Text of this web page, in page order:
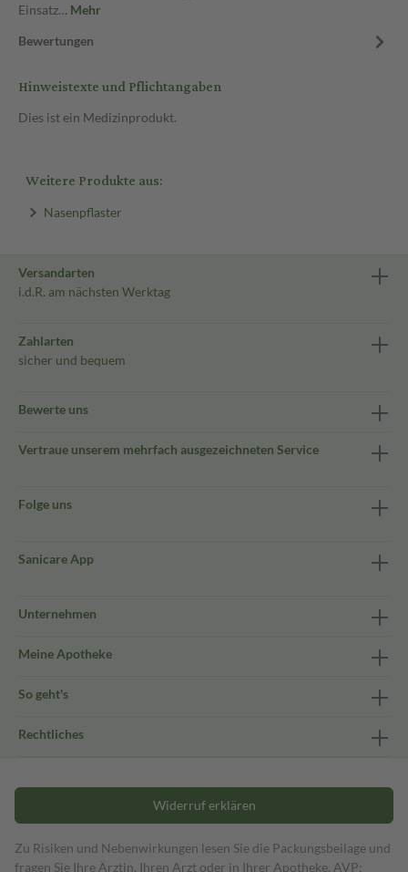
Einsatz… Mehr
Bewertungen
Hinweistexte und Pflichtangaben
Dies ist ein Medizinprodukt.
Weitere Produkte aus:
Nasenpflaster
Versandarten
i.d.R. am nächsten Werktag
Zahlarten
sicher und bequem
Bewerte uns
Vertraue unserem mehrfach ausgezeichneten Service
Folge uns
Sanicare App
Unternehmen
Meine Apotheke
So geht's
Rechtliches
Widerruf erklären
Zu Risiken und Nebenwirkungen lesen Sie die Packungsbeilage und
fragen Sie Ihre Ärztin, Ihren Arzt oder in Ihrer Apotheke. AVP: